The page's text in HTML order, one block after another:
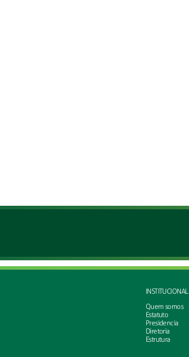
INSTITUCIONAL
Quem somos
Estatuto
Presidencia
Diretoria
Estrutura